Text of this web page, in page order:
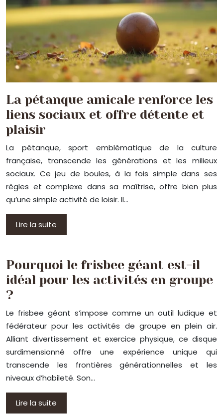
La pétanque amicale renforce les
liens sociaux et offre détente et
plaisir
La pétanque, sport emblématique de la culture
française, transcende les générations et les milieux
sociaux. Ce jeu de boules, à la fois simple dans ses
règles et complexe dans sa maîtrise, offre bien plus
qu’une simple activité de loisir. Il…
Lire la suite
Pourquoi le frisbee géant est-il
idéal pour les activités en groupe
?
Le frisbee géant s’impose comme un outil ludique et
fédérateur pour les activités de groupe en plein air.
Alliant divertissement et exercice physique, ce disque
surdimensionné offre une expérience unique qui
transcende les frontières générationnelles et les
niveaux d’habileté. Son…
Lire la suite